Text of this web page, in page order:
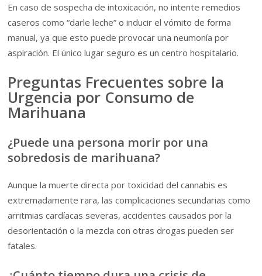
En caso de sospecha de intoxicación, no intente remedios
caseros como “darle leche” o inducir el vómito de forma
manual, ya que esto puede provocar una neumonía por
aspiración. El único lugar seguro es un centro hospitalario.
Preguntas Frecuentes sobre la
Urgencia por Consumo de
Marihuana
¿Puede una persona morir por una
sobredosis de marihuana?
Aunque la muerte directa por toxicidad del cannabis es
extremadamente rara, las complicaciones secundarias como
arritmias cardíacas severas, accidentes causados por la
desorientación o la mezcla con otras drogas pueden ser
fatales.